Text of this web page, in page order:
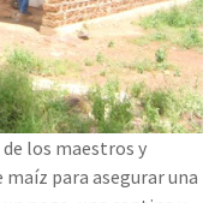
los maestros y
para asegurar una